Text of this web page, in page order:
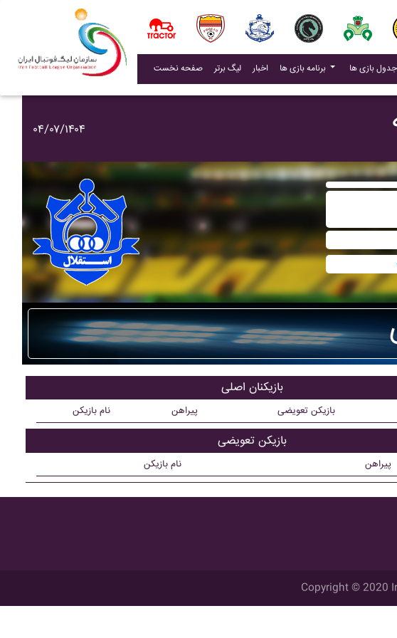
صفحه نخست لیگ برتر اخبار(current) برنامه بازی ها جدول بازی ها
۰۴/۰۷/۱۴۰۴
بازیکنان اصلی
نام بازیکن پیراهن بازیکن تعویضی
بازیکن تعویضی
نام بازیکن پیراهن
Copyright © 2020